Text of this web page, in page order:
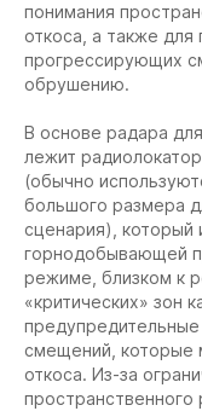
понимания
откоса, а также
прогрессирующих
обрушению.
В основе радара
лежит
(обычно
большого размера
сценария), который
горнодобывающей
режиме, близком к
«критических» зон
смещений, которые
откоса. Из-за